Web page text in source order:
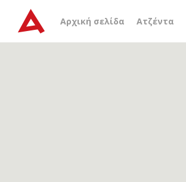
Αρχική σελίδα Ατζέντα
Αρχείο ετικέτας